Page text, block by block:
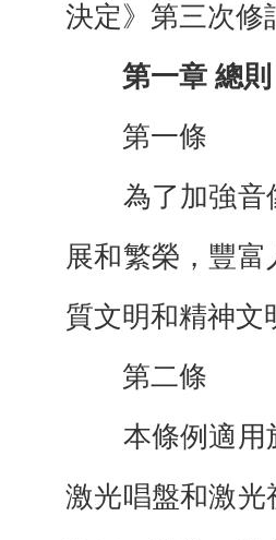
決定》第三次修
第一章 總則
第一條
為了加強音像
展和繁榮，豐
質文明和精神文
第二條
本條例適用於
激光唱盤和激